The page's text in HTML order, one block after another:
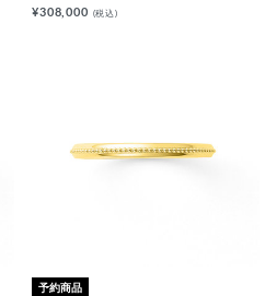
¥308,000 (税込)
予約商品